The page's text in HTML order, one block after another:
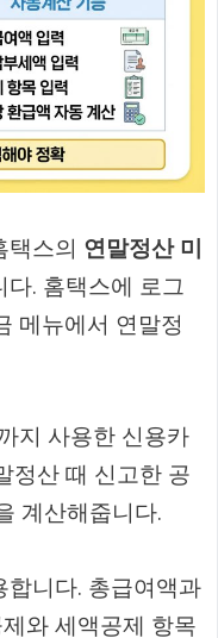
택스의 연말정산 미
. 홈택스에 로그
메뉴에서 연말정
지 사용한 신용카
정산 때 신고한 공
계산해줍니다.
니다. 총급여액과
와 세액공제 항목